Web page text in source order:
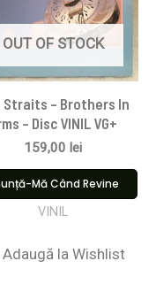
OUT OF STOCK
Straits ‎– Brothers In
– Disc VINIL VG+
159,00 lei
Mă Când Revine
VINIL
Adaugă la Wishlist